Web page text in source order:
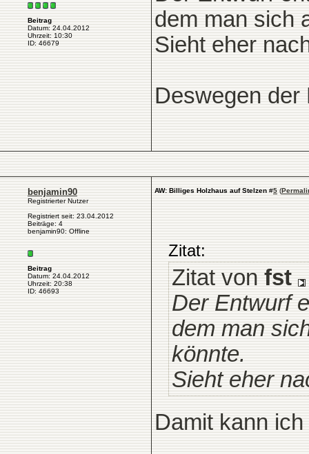
Beitrag
Datum: 24.04.2012
Uhrzeit: 10:30
ID: 46679
dem man sich
Sieht eher
Deswegen der
benjamin90
Registrierter Nutzer
Registriert seit: 23.04.2012
Beiträge: 4
benjamin90: Offline
Beitrag
Datum: 24.04.2012
Uhrzeit: 20:38
ID: 46693
AW: Billiges Holzhaus auf Stelzen #5 (
Zitat:
Zitat von fst
Der Entwurf
dem man
könnte.
Sieht eher
Damit kann